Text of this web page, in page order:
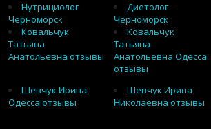
Нутрициолог
Черноморск
Диетолог
Черноморск
Ковальчук
Татьяна
Анатольевна отзывы
Ковальчук
Татьяна
Анатольевна Одесса
отзывы
Шевчук Ирина
Одесса отзывы
Шевчук Ирина
Николаевна отзывы